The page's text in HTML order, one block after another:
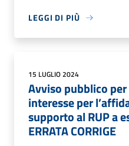
LEGGI DI PIÙ
15 LUGLIO 2024
Avviso pubblico
interesse per
supporto al RUP a
ERRATA CORRIGE